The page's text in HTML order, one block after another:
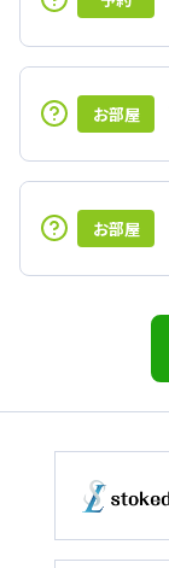
お部屋
お部屋